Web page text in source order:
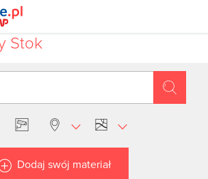
Stok
Dodaj swój materiał